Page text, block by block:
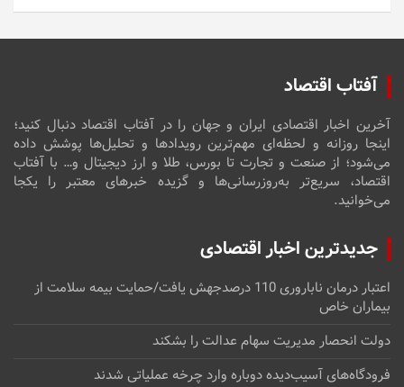
آفتاب اقتصاد
آخرین اخبار اقتصادی ایران و جهان را در آفتاب اقتصاد دنبال کنید؛
اینجا روزانه و لحظه‌ای مهم‌ترین رویدادها و تحلیل‌ها پوشش داده
می‌شود؛ از صنعت و تجارت تا بورس، طلا و ارز دیجیتال و… با آفتاب
اقتصاد، سریع‌تر به‌روزرسانی‌ها و گزیده خبرهای معتبر را یکجا
می‌خوانید.
جدیدترین اخبار اقتصادی
اعتبار درمان ناباروری 110 درصدجهش یافت/حمایت بیمه سلامت از
بیماران خاص
دولت انحصار مدیریت سهام عدالت را بشکند
فرودگاه‌های آسیب‌دیده دوباره وارد چرخه عملیاتی شدند